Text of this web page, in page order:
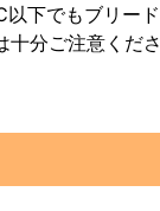
下でもブリード
十分ご注意くださ